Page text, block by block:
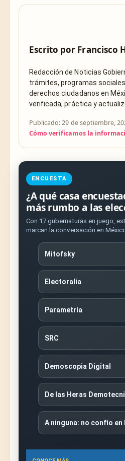
Escrito por Francisco
Redacción de Noticias
trámites, programas
derechos ciudadanos en
verificada, práctica y
Publicado: 29 de septiembre,
Cómo verificamos la
ENCUESTA
¿A qué casa
más rumbo a las
Con 17 gubernaturas en juego,
marcan la conversación en
Mitofsky
Electoralia
Parametría
SRC
Demoscopia Digital
De las Heras
A ninguna: no confío